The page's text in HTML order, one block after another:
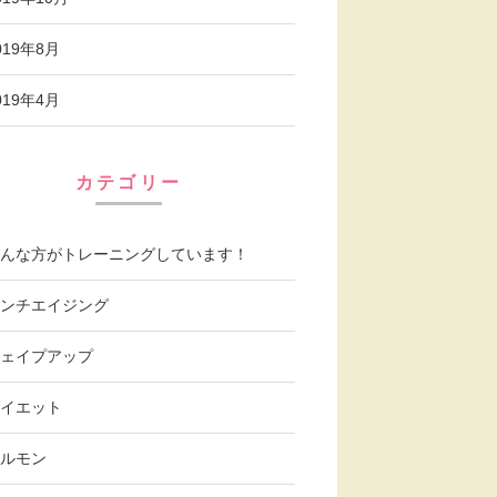
年8月
年4月
カテゴリー
な方がトレーニングしています！
チエイジング
イプアップ
エット
モン